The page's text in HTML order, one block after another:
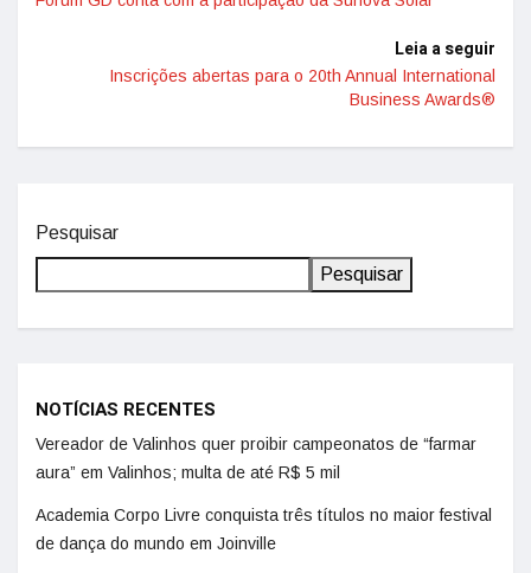
Leia a seguir
Inscrições abertas para o 20th Annual International
Business Awards®
Pesquisar
Pesquisar
NOTÍCIAS RECENTES
Vereador de Valinhos quer proibir campeonatos de “farmar
aura” em Valinhos; multa de até R$ 5 mil
Academia Corpo Livre conquista três títulos no maior festival
de dança do mundo em Joinville